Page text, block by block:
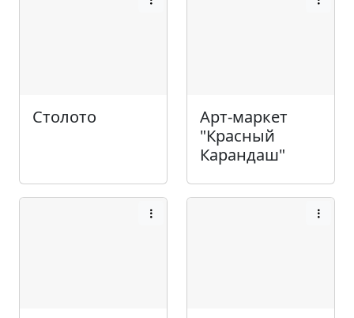
Столото
Арт-маркет
"Красный
Карандаш"